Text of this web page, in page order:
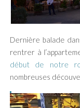
Dernière balade
rentrer à
début de notre
nombreuses